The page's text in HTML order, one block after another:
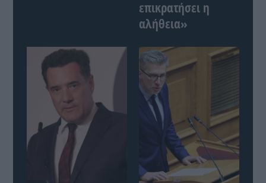
επικρατήσει η
αλήθεια»